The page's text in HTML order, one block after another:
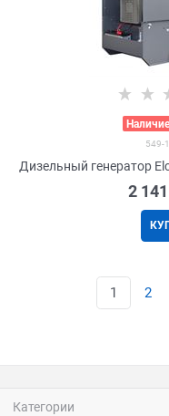
549-
Дизельный генератор
2
1 2
Категории